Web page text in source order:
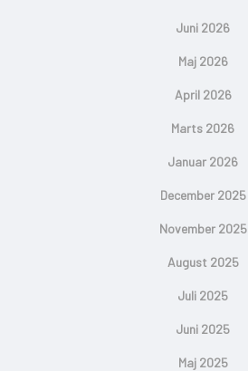
Juni 2026
Maj 2026
April 2026
Marts 2026
Januar 2026
December 2025
November 2025
August 2025
Juli 2025
Juni 2025
Maj 2025